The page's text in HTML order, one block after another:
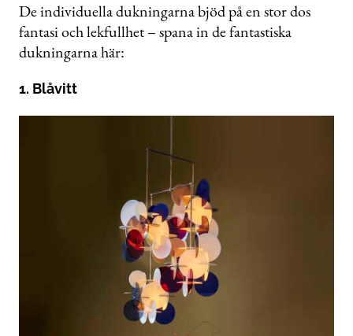
De individuella dukningarna bjöd på en stor dos
fantasi och lekfullhet – spana in de fantastiska
dukningarna här:
1. Blåvitt